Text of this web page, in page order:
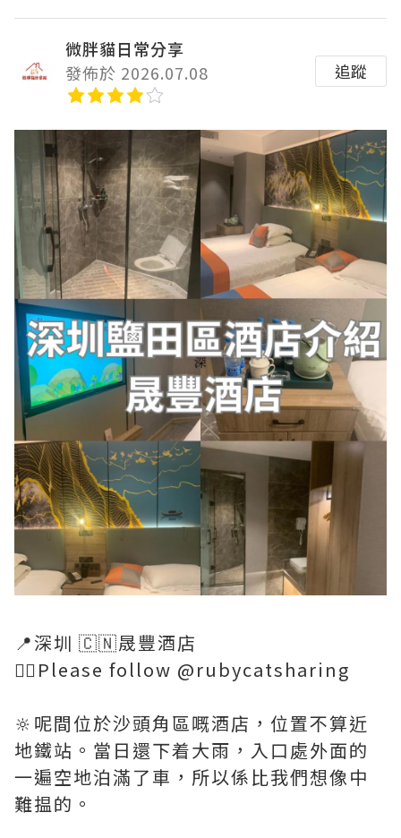
微胖貓日常分享
發佈於 2026.07.08
追蹤
📍深圳 🇨🇳晟豐酒店
👉🏻Please follow @rubycatsharing
🔆呢間位於沙頭角區嘅酒店，位置不算近
地鐵站。當日還下着大雨，入口處外面的
一遍空地泊滿了車，所以係比我們想像中
難揾的。